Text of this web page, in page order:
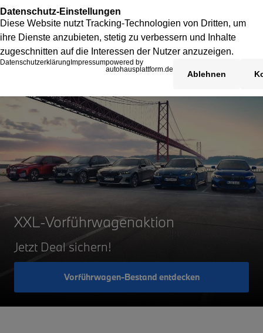
XXL-Vorführwagenaktion
Jetzt Deal sichern!
Vorführwagen-Bestand entdecken